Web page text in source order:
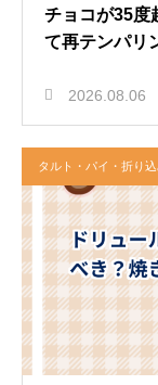
チョコが35度
て再テンパリ
2026.08.06
タルト・パイ・折り